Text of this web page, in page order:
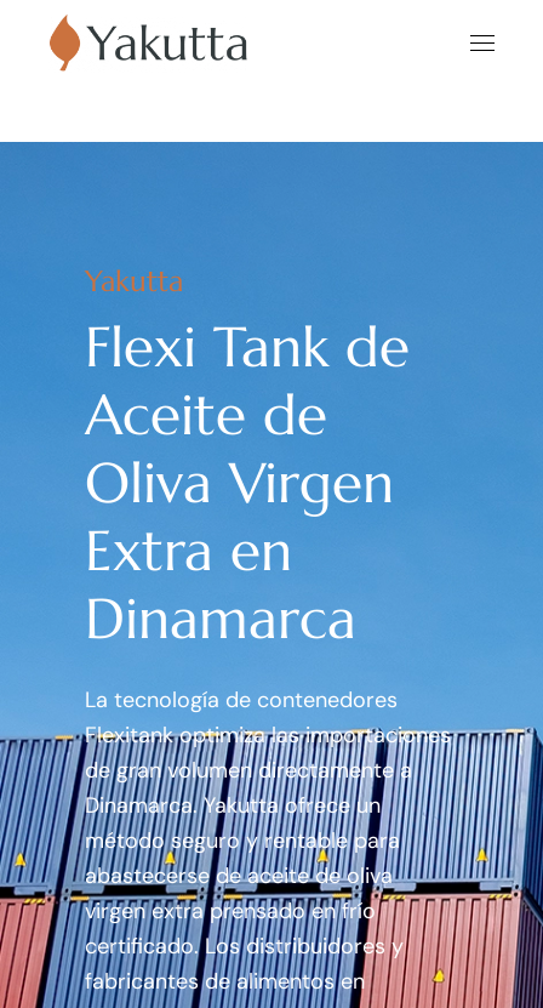
Yakutta
Flexi Tank de
Aceite de
Oliva Virgen
Extra en
Dinamarca
La tecnología de contenedores
Flexitank optimiza las importaciones
de gran volumen directamente a
Dinamarca. Yakutta ofrece un
método seguro y rentable para
abastecerse de aceite de oliva
virgen extra prensado en frío
certificado. Los distribuidores y
fabricantes de alimentos en